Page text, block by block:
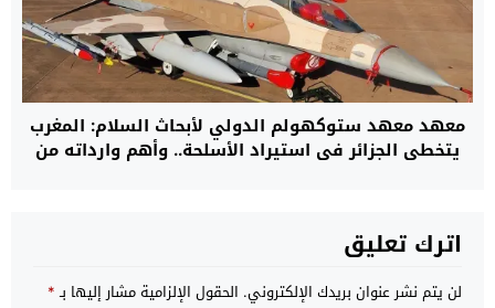
معهد معهد ستوكهولم الدولي لأبحاث السلام: المغرب
يتخطى الجزائر في استيراد الأسلحة.. وأهم وارداته من
اترك تعليق
لن يتم نشر عنوان بريدك الإلكتروني. الحقول الإلزامية مشار إليها بـ*